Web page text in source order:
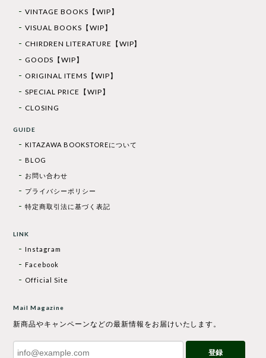
VINTAGE BOOKS【WIP】
VISUAL BOOKS【WIP】
CHIRDREN LITERATURE【WIP】
GOODS【WIP】
ORIGINAL ITEMS【WIP】
SPECIAL PRICE【WIP】
CLOSING
GUIDE
KITAZAWA BOOKSTOREについて
BLOG
お問い合わせ
プライバシーポリシー
特定商取引法に基づく表記
LINK
Instagram
Facebook
Official Site
Mail Magazine
新商品やキャンペーンなどの最新情報をお届けいたします。
登録